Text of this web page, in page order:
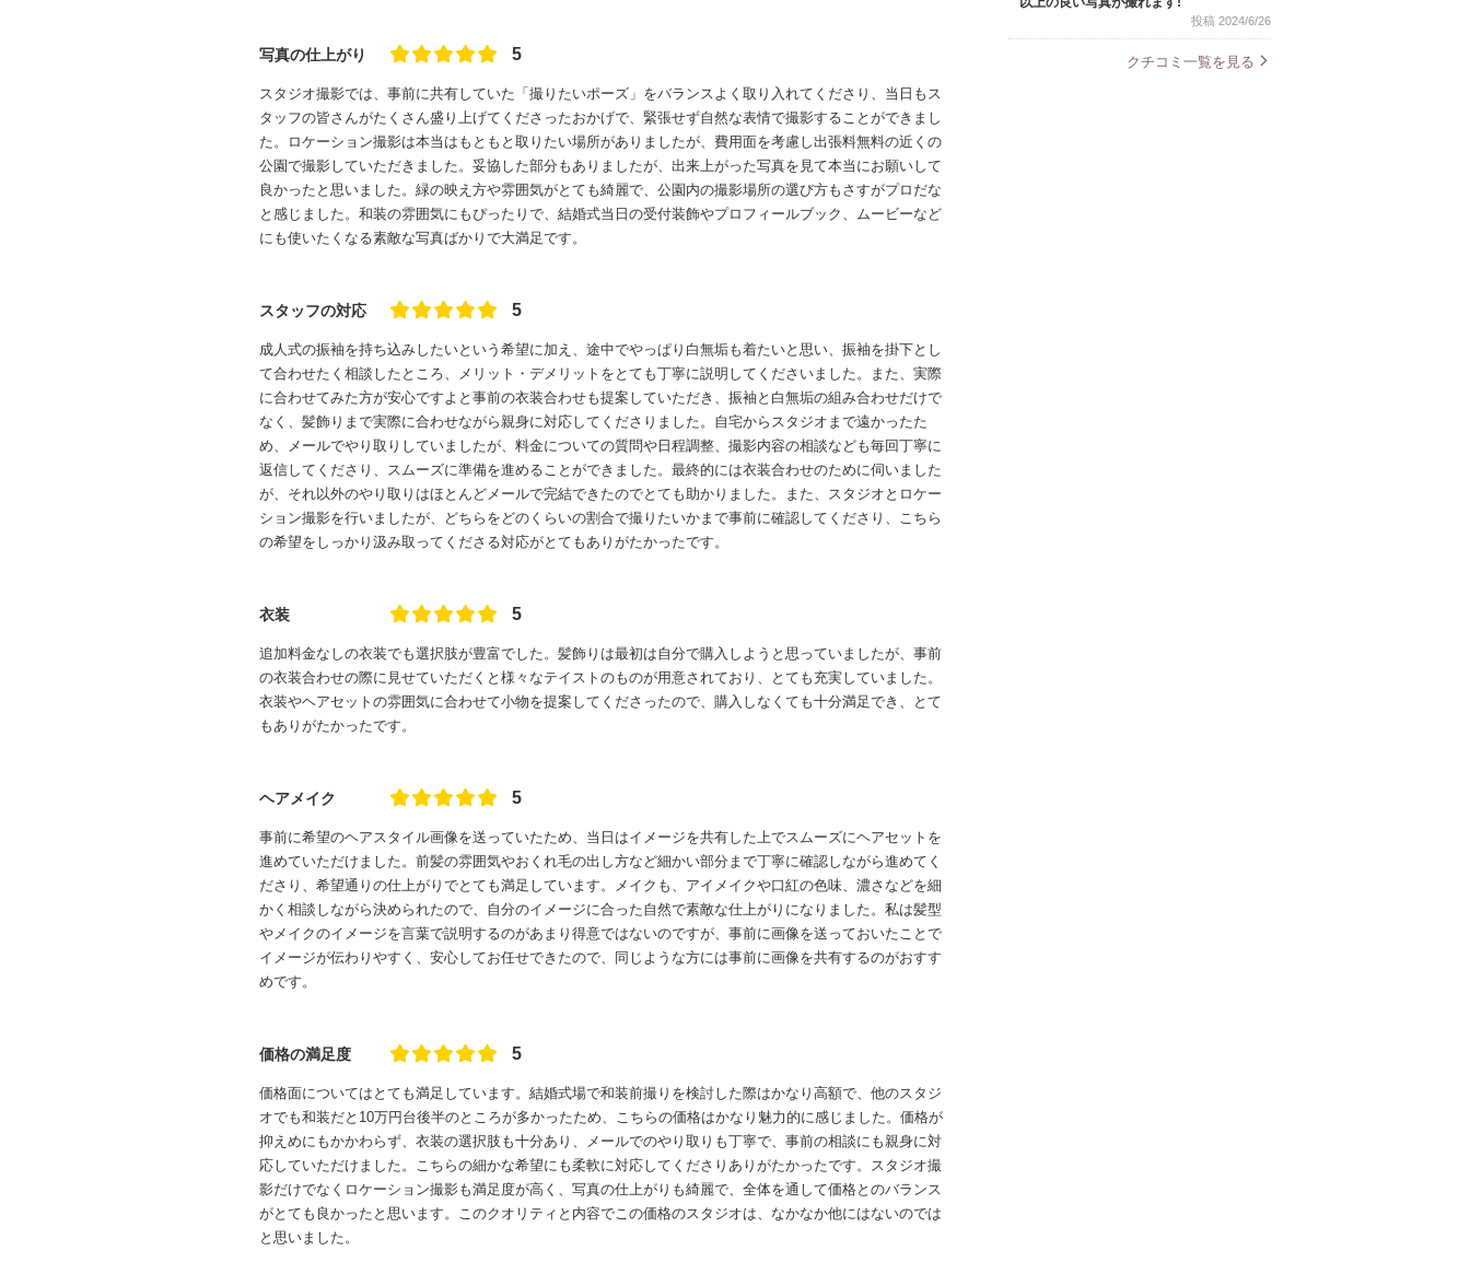
写真の仕上がり 5
スタジオ撮影では、事前に共有していた「撮りたいポーズ」をバランスよく取り入れてくださり、当日もス
タッフの皆さんがたくさん盛り上げてくださったおかげで、緊張せず自然な表情で撮影することができまし
た。ロケーション撮影は本当はもともと取りたい場所がありましたが、費用面を考慮し出張料無料の近くの
公園で撮影していただきました。妥協した部分もありましたが、出来上がった写真を見て本当にお願いして
良かったと思いました。緑の映え方や雰囲気がとても綺麗で、公園内の撮影場所の選び方もさすがプロだな
と感じました。和装の雰囲気にもぴったりで、結婚式当日の受付装飾やプロフィールブック、ムービーなど
にも使いたくなる素敵な写真ばかりで大満足です。
スタッフの対応 5
成人式の振袖を持ち込みしたいという希望に加え、途中でやっぱり白無垢も着たいと思い、振袖を掛下とし
て合わせたく相談したところ、メリット・デメリットをとても丁寧に説明してくださいました。また、実際
に合わせてみた方が安心ですよと事前の衣装合わせも提案していただき、振袖と白無垢の組み合わせだけで
なく、髪飾りまで実際に合わせながら親身に対応してくださりました。自宅からスタジオまで遠かったた
め、メールでやり取りしていましたが、料金についての質問や日程調整、撮影内容の相談なども毎回丁寧に
返信してくださり、スムーズに準備を進めることができました。最終的には衣装合わせのために伺いました
が、それ以外のやり取りはほとんどメールで完結できたのでとても助かりました。また、スタジオとロケー
ション撮影を行いましたが、どちらをどのくらいの割合で撮りたいかまで事前に確認してくださり、こちら
の希望をしっかり汲み取ってくださる対応がとてもありがたかったです。
衣装 5
追加料金なしの衣装でも選択肢が豊富でした。髪飾りは最初は自分で購入しようと思っていましたが、事前
の衣装合わせの際に見せていただくと様々なテイストのものが用意されており、とても充実していました。
衣装やヘアセットの雰囲気に合わせて小物を提案してくださったので、購入しなくても十分満足でき、とて
もありがたかったです。
ヘアメイク 5
事前に希望のヘアスタイル画像を送っていたため、当日はイメージを共有した上でスムーズにヘアセットを
進めていただけました。前髪の雰囲気やおくれ毛の出し方など細かい部分まで丁寧に確認しながら進めてく
ださり、希望通りの仕上がりでとても満足しています。メイクも、アイメイクや口紅の色味、濃さなどを細
かく相談しながら決められたので、自分のイメージに合った自然で素敵な仕上がりになりました。私は髪型
やメイクのイメージを言葉で説明するのがあまり得意ではないのですが、事前に画像を送っておいたことで
イメージが伝わりやすく、安心してお任せできたので、同じような方には事前に画像を共有するのがおすす
めです。
価格の満足度 5
価格面についてはとても満足しています。結婚式場で和装前撮りを検討した際はかなり高額で、他のスタジ
オでも和装だと10万円台後半のところが多かったため、こちらの価格はかなり魅力的に感じました。価格が
抑えめにもかかわらず、衣装の選択肢も十分あり、メールでのやり取りも丁寧で、事前の相談にも親身に対
応していただけました。こちらの細かな希望にも柔軟に対応してくださりありがたかったです。スタジオ撮
影だけでなくロケーション撮影も満足度が高く、写真の仕上がりも綺麗で、全体を通して価格とのバランス
がとても良かったと思います。このクオリティと内容でこの価格のスタジオは、なかなか他にはないのでは
と思いました。
投稿 2024/6/26
クチコミ一覧を見る